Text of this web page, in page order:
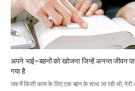
अपने भाई–बहनों को खोजना जिन्हें अनन्त जीवन
गया है
जब मैं किसी काम के लिए एक बहन के साथ जा रही थी,